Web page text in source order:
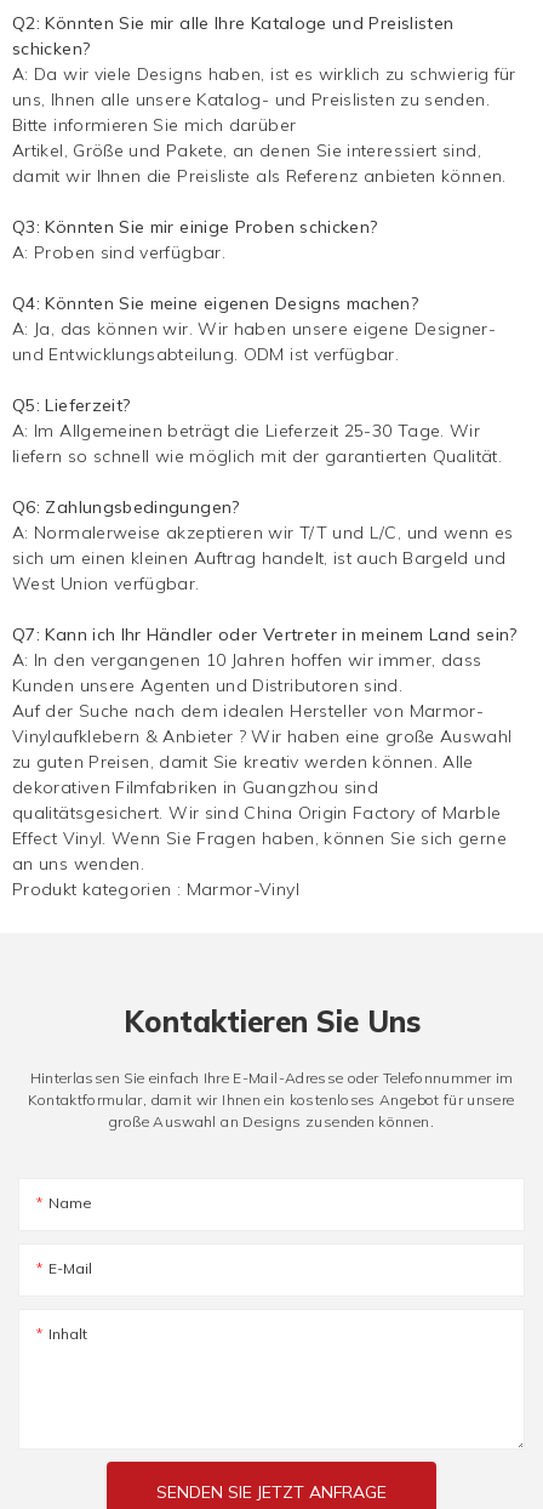
Q2: Könnten Sie mir alle Ihre Kataloge und Preislisten
schicken?
A: Da wir viele Designs haben, ist es wirklich zu schwierig für
uns, Ihnen alle unsere Katalog- und Preislisten zu senden.
Bitte informieren Sie mich darüber
Artikel, Größe und Pakete, an denen Sie interessiert sind,
damit wir Ihnen die Preisliste als Referenz anbieten können.
Q3: Könnten Sie mir einige Proben schicken?
A: Proben sind verfügbar.
Q4: Könnten Sie meine eigenen Designs machen?
A: Ja, das können wir. Wir haben unsere eigene Designer-
und Entwicklungsabteilung. ODM ist verfügbar.
Q5: Lieferzeit?
A: Im Allgemeinen beträgt die Lieferzeit 25-30 Tage. Wir
liefern so schnell wie möglich mit der garantierten Qualität.
Q6: Zahlungsbedingungen?
A: Normalerweise akzeptieren wir T/T und L/C, und wenn es
sich um einen kleinen Auftrag handelt, ist auch Bargeld und
West Union verfügbar.
Q7: Kann ich Ihr Händler oder Vertreter in meinem Land sein?
A: In den vergangenen 10 Jahren hoffen wir immer, dass
Kunden unsere Agenten und Distributoren sind.
Auf der Suche nach dem idealen Hersteller von Marmor-
Vinylaufklebern & Anbieter ? Wir haben eine große Auswahl
zu guten Preisen, damit Sie kreativ werden können. Alle
dekorativen Filmfabriken in Guangzhou sind
qualitätsgesichert. Wir sind China Origin Factory of Marble
Effect Vinyl. Wenn Sie Fragen haben, können Sie sich gerne
an uns wenden.
Produkt kategorien : Marmor-Vinyl
Kontaktieren Sie Uns
Hinterlassen Sie einfach Ihre E-Mail-Adresse oder Telefonnummer im
Kontaktformular, damit wir Ihnen ein kostenloses Angebot für unsere
große Auswahl an Designs zusenden können.
Name
E-Mail
Inhalt
SENDEN SIE JETZT ANFRAGE